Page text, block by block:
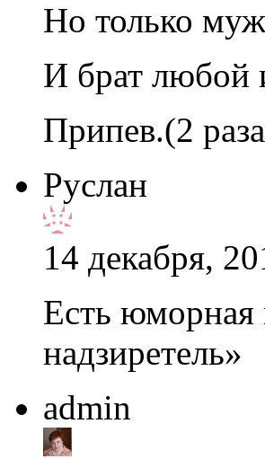
Но только
И брат любой
Припев.(2
Руслан
14 декабря,
Есть
надзиретель»
admin